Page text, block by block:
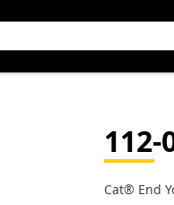
112-
Cat® End